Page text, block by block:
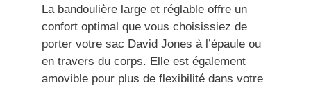
La bandoulière large et réglable offre un
confort optimal que vous choisissiez de
porter votre sac David Jones à l’épaule ou
en travers du corps. Elle est également
amovible pour plus de flexibilité dans votre